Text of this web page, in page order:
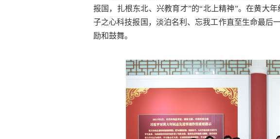
报国，扎根东北、兴教育才”的“北上精神”。在黄大
子之心科技报国，淡泊名利、忘我工作直至生命最后
励和鼓舞。